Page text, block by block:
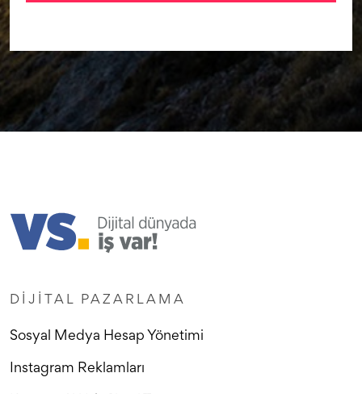
DIJITAL PAZARLAMA
Sosyal Medya Hesap Yönetimi
Instagram Reklamları